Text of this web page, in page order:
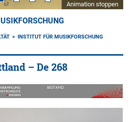
Animation stoppen
INSTITUT FÜR MUSIKFORSCHUNG
– De 268